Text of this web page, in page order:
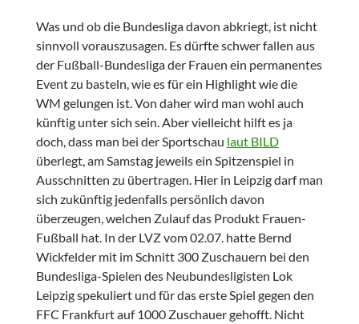
Was und ob die Bundesliga davon abkriegt, ist nicht
sinnvoll vorauszusagen. Es dürfte schwer fallen aus
der Fußball-Bundesliga der Frauen ein permanentes
Event zu basteln, wie es für ein Highlight wie die
WM gelungen ist. Von daher wird man wohl auch
künftig unter sich sein. Aber vielleicht hilft es ja
doch, dass man bei der Sportschau laut BILD
überlegt, am Samstag jeweils ein Spitzenspiel in
Ausschnitten zu übertragen. Hier in Leipzig darf man
sich zukünftig jedenfalls persönlich davon
überzeugen, welchen Zulauf das Produkt Frauen-
Fußball hat. In der LVZ vom 02.07. hatte Bernd
Wickfelder mit im Schnitt 300 Zuschauern bei den
Bundesliga-Spielen des Neubundesligisten Lok
Leipzig spekuliert und für das erste Spiel gegen den
FFC Frankfurt auf 1000 Zuschauer gehofft. Nicht